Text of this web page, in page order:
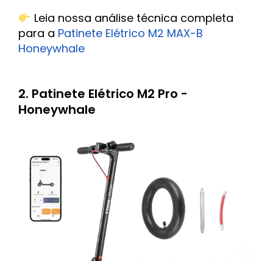
Leia nossa análise técnica completa
para a Patinete Elétrico M2 MAX-B
Honeywhale
2. Patinete Elétrico M2 Pro -
Honeywhale